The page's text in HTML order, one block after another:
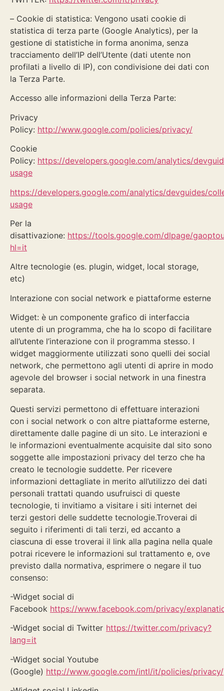
– Cookie di statistica: Vengono usati cookie di
statistica di terza parte (Google Analytics), per la
gestione di statistiche in forma anonima, senza
tracciamento dell’IP dell’Utente (dati utente non
profilati a livello di IP), con condivisione dei dati con
la Terza Parte.
Accesso alle informazioni della Terza Parte:
Privacy
Policy: http://www.google.com/policies/privacy/
Cookie
Policy: https://developers.google.com/analytics/
usage
https://developers.google.com/analytics/devguides/
usage
Per la
disattivazione: https://tools.google.com/dlpage/
hl=it
Altre tecnologie (es. plugin, widget, local storage,
etc)
Interazione con social network e piattaforme esterne
Widget: è un componente grafico di interfaccia
utente di un programma, che ha lo scopo di facilitare
all’utente l’interazione con il programma stesso. I
widget maggiormente utilizzati sono quelli dei social
network, che permettono agli utenti di aprire in modo
agevole del browser i social network in una finestra
separata.
Questi servizi permettono di effettuare interazioni
con i social network o con altre piattaforme esterne,
direttamente dalle pagine di un sito. Le interazioni e
le informazioni eventualmente acquisite dal sito sono
soggette alle impostazioni privacy del terzo che ha
creato le tecnologie suddette. Per ricevere
informazioni dettagliate in merito all’utilizzo dei dati
personali trattati quando usufruisci di queste
tecnologie, ti invitiamo a visitare i siti internet dei
terzi gestori delle suddette tecnologie.Troverai di
seguito i riferimenti di tali terzi, ed accanto a
ciascuna di esse troverai il link alla pagina nella quale
potrai ricevere le informazioni sul trattamento e, ove
previsto dalla normativa, esprimere o negare il tuo
consenso:
-Widget social di
Facebook https://www.facebook.com/privacy/
-Widget social di Twitter https://twitter.com/privacy?
lang=it
-Widget social Youtube
(Google) http://www.google.com/intl/it/policies/privacy/